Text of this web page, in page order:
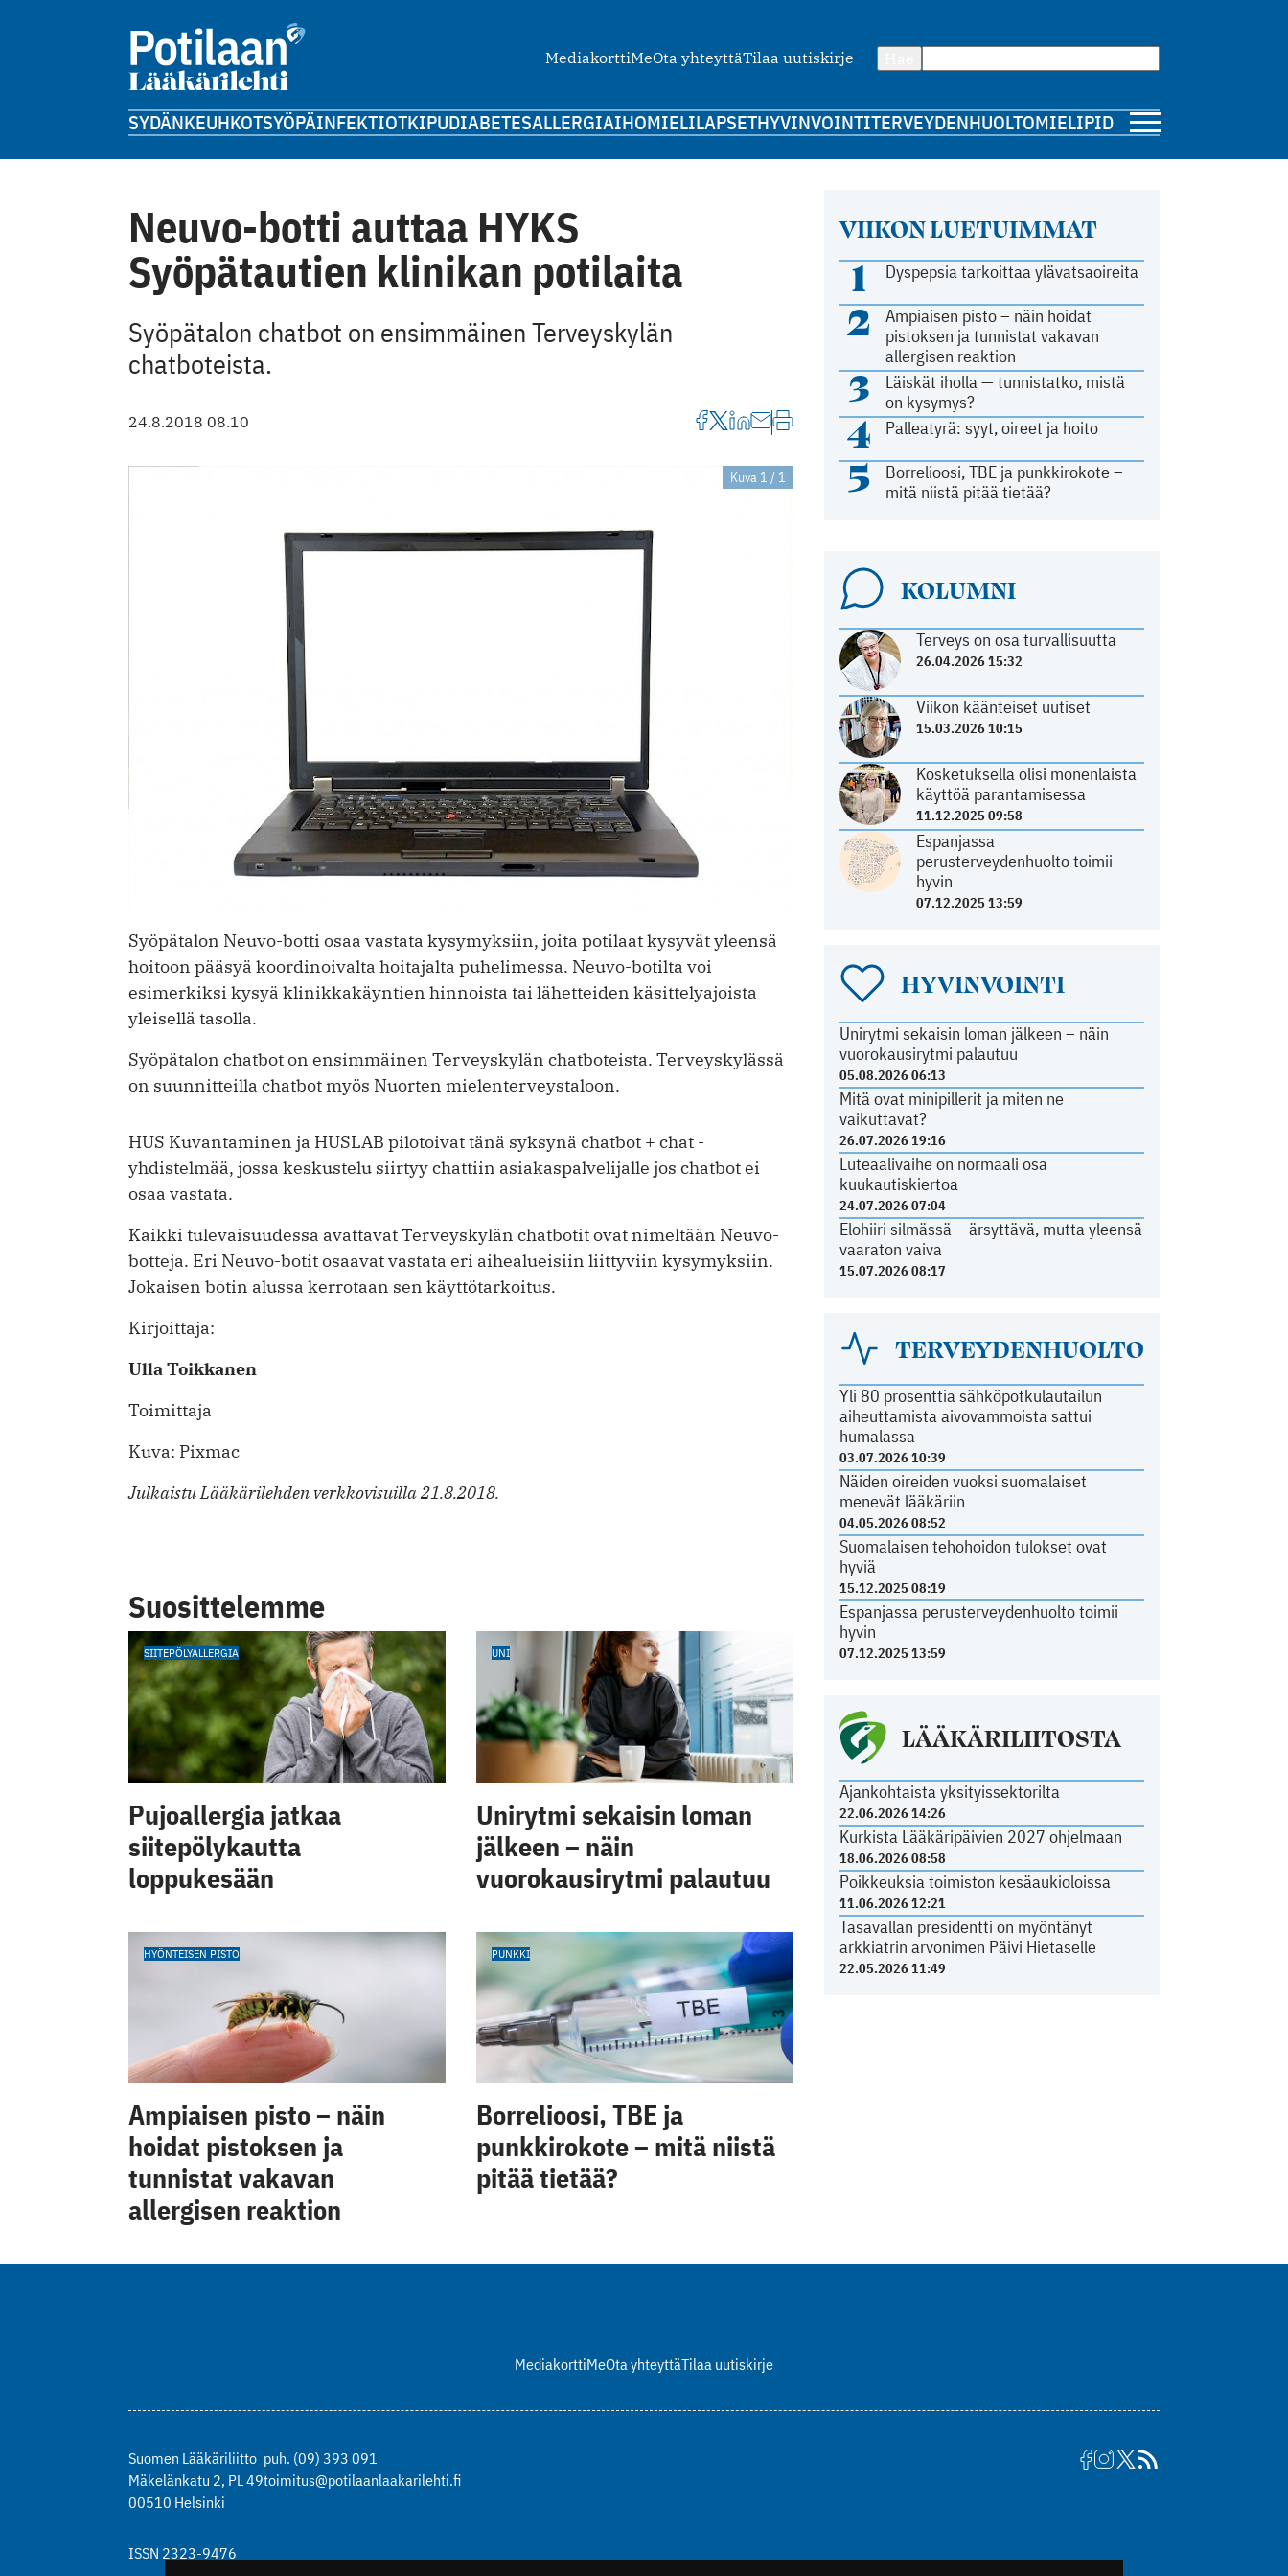
MediakorttiMeOta yhteyttäTilaa uutiskirje
SYDÄNKEUHKOTSYÖPÄINFEKTIOTKIPUDIABETESALLERGIAIHOMIELILAPSETHYVINVOINTITERVEYDENHUOLTOMIELIPIDE
VIIKON LUETUIMMAT
1 Dyspepsia tarkoittaa ylävatsaoireita
2
Ampiaisen pisto – näin hoidat
pistoksen ja tunnistat vakavan
allergisen reaktion
3
Läiskät iholla — tunnistatko, mistä
on kysymys?
4 Palleatyrä: syyt, oireet ja hoito
5
Borrelioosi, TBE ja punkkirokote –
mitä niistä pitää tietää?
KOLUMNI
Terveys on osa turvallisuutta
26.04.2026 15:32
Viikon käänteiset uutiset
15.03.2026 10:15
Kosketuksella olisi monenlaista
käyttöä parantamisessa
11.12.2025 09:58
Espanjassa
perusterveydenhuolto toimii
hyvin
07.12.2025 13:59
HYVINVOINTI
Unirytmi sekaisin loman jälkeen – näin
vuorokausirytmi palautuu
05.08.2026 06:13
Mitä ovat minipillerit ja miten ne
vaikuttavat?
26.07.2026 19:16
Luteaalivaihe on normaali osa
kuukautiskiertoa
24.07.2026 07:04
Elohiiri silmässä – ärsyttävä, mutta yleensä
vaaraton vaiva
15.07.2026 08:17
TERVEYDENHUOLTO
Yli 80 prosenttia sähköpotkulautailun
aiheuttamista aivovammoista sattui
humalassa
03.07.2026 10:39
Näiden oireiden vuoksi suomalaiset
menevät lääkäriin
04.05.2026 08:52
Suomalaisen tehohoidon tulokset ovat
hyviä
15.12.2025 08:19
Espanjassa perusterveydenhuolto toimii
hyvin
07.12.2025 13:59
LÄÄKÄRILIITOSTA
Ajankohtaista yksityissektorilta
22.06.2026 14:26
Kurkista Lääkäripäivien 2027 ohjelmaan
18.06.2026 08:58
Poikkeuksia toimiston kesäaukioloissa
11.06.2026 12:21
Tasavallan presidentti on myöntänyt
arkkiatrin arvonimen Päivi Hietaselle
22.05.2026 11:49
Neuvo-botti auttaa HYKS
Syöpätautien klinikan potilaita
Syöpätalon chatbot on ensimmäinen Terveyskylän
chatboteista.
24.8.2018 08.10
Kuva 1 / 1
Syöpätalon Neuvo-botti osaa vastata kysymyksiin, joita potilaat kysyvät yleensä
hoitoon pääsyä koordinoivalta hoitajalta puhelimessa. Neuvo-botilta voi
esimerkiksi kysyä klinikkakäyntien hinnoista tai lähetteiden käsittelyajoista
yleisellä tasolla.
Syöpätalon chatbot on ensimmäinen Terveyskylän chatboteista. Terveyskylässä
on suunnitteilla chatbot myös Nuorten mielenterveystaloon.
HUS Kuvantaminen ja HUSLAB pilotoivat tänä syksynä chatbot + chat -
yhdistelmää, jossa keskustelu siirtyy chattiin asiakaspalvelijalle jos chatbot ei
osaa vastata.
Kaikki tulevaisuudessa avattavat Terveyskylän chatbotit ovat nimeltään Neuvo-
botteja. Eri Neuvo-botit osaavat vastata eri aihealueisiin liittyviin kysymyksiin.
Jokaisen botin alussa kerrotaan sen käyttötarkoitus.
Kirjoittaja:
Ulla Toikkanen
Toimittaja
Kuva: Pixmac
Julkaistu Lääkärilehden verkkovisuilla 21.8.2018.
Suosittelemme
SIITEPÖLYALLERGIA
Pujoallergia jatkaa
siitepölykautta
loppukesään
UNI
Unirytmi sekaisin loman
jälkeen – näin
vuorokausirytmi palautuu
HYÖNTEISEN PISTO
Ampiaisen pisto – näin
hoidat pistoksen ja
tunnistat vakavan
allergisen reaktion
PUNKKI
Borrelioosi, TBE ja
punkkirokote – mitä niistä
pitää tietää?
MediakorttiMeOta yhteyttäTilaa uutiskirje
Suomen Lääkäriliitto
Mäkelänkatu 2, PL 49
00510 Helsinki
puh. (09) 393 091
toimitus@potilaanlaakarilehti.fi
ISSN 2323-9476